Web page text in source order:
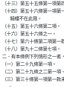
（十三）第五十五條第一項第
（十四）第五十六條第一項
        騎樓不在此限。
（十五）第五十六條第二項。
（十六）第五十六條之一。
（十七）第六十條第二項第一
（十八）第九十二條第七項。
二、有本條例下列情形之一者
（一）第二十九條第一項。
（二）第二十九條之二第一項
（三）第三十條第一項第一